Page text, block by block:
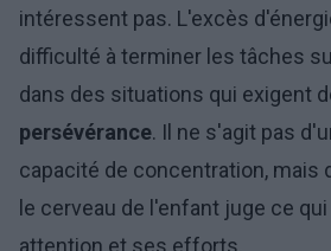
intéressent pas. L'excès
difficulté à terminer les tâches
dans des situations qui exigent
persévérance. Il ne s'agit pas
capacité de concentration, mais
le cerveau de l'enfant juge ce
attention et ses efforts.